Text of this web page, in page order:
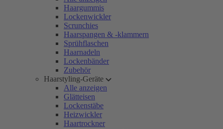
Haargummis
Lockenwickler
Scrunchies
Haarspangen & -klammern
Sprühflaschen
Haarnadeln
Lockenbänder
Zubehör
Haarstyling-Geräte
Alle anzeigen
Glätteisen
Lockenstäbe
Heizwickler
Haartrockner